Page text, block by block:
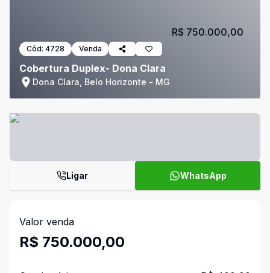
Cód: 4728 Venda
Cobertura Duplex- Dona Clara
Dona Clara, Belo Horizonte - MG
R$ 750.000,00
Ligar WhatsApp
Valor venda
R$ 750.000,00